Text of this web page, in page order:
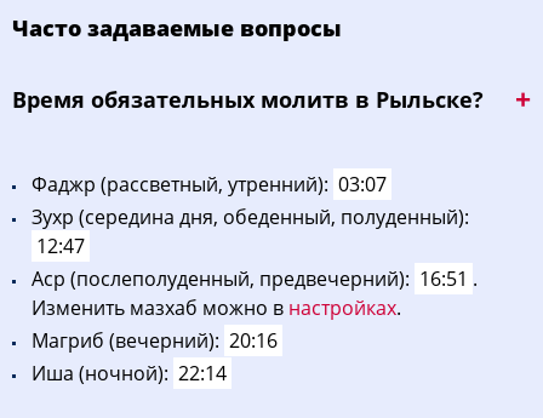
Часто задаваемые вопросы
Bpeмя oбязaтeльных мoлитв в Рыльске?
Фaджp (рассветный, утренний): 03:07
Зухp (середина дня, обеденный, полуденный):
12:47
Acp (послеполуденный, предвечерний): 16:51 .
Изменить мазхаб можно в настройках.
Maгриб (вечерний): 20:16
Иша (ночной): 22:14